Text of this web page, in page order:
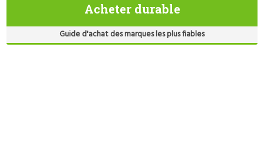
Acheter durable
Guide d'achat des marques les plus fiables